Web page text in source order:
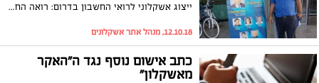
ייצוג אשקלוני לרואי החשבון בדרום: רואה החשבון הוותיק והמוערך, שבתאי בירן, נבחר להיות חבר וועד בלשכת רואי החשבון בסניף הדרום. בירן: "מודה לחבריי ללשכה על האמון שנתנו בי, אמשיך לשרת את ציבור רואי החשבון"
12.10.18, מנהל אתר אשקלונים
כתב אישום נוסף נגד ה"האקר
מאשקלון"